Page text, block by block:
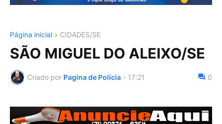
Página inicial CIDADES/SE
SÃO MIGUEL DO ALEIXO/SE
Criado por Pagina de Polícia - 17:21 0